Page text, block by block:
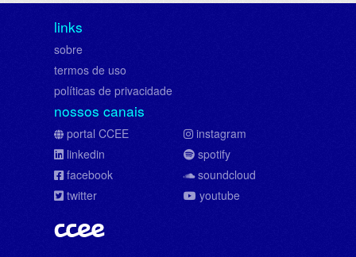
links
sobre
termos de uso
políticas de privacidade
nossos canais
portal CCEE
linkedin
facebook
twitter
instagram
spotify
soundcloud
youtube